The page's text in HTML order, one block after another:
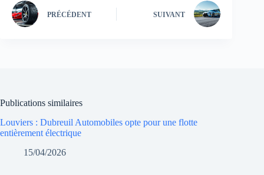
PRÉCÉDENT SUIVANT
Publications similaires
Louviers : Dubreuil Automobiles opte pour une flotte
entièrement électrique
15/04/2026